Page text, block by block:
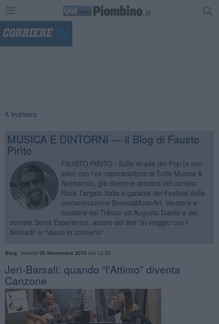
Indietro
MUSICA E DINTORNI — il Blog di Fausto
Pirìto
FAUSTO PIRITO - Sulle strade del Pop (e non
solo) con l'ex caporedattore di Tutto Musica &
Spettacolo, già direttore artistico del contest
Rock Targato Italia e garante del Festival della
contaminazione BresciaMusicArt, ideatore e
curatore del Tributo ad Augusto Daolio e del
contest Soms Experience, autore dei libri “In viaggio con I
Nomadi” e “Vasco in concerto”
Blog Venerdì 06 Novembre 2015ore 12:30
Jerì-Barsali: quando “l'Attimo” diventa
Canzone